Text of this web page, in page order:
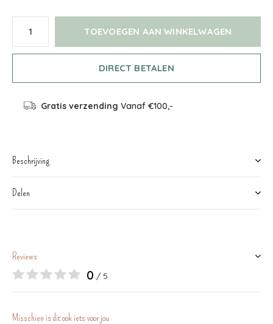
TOEVOEGEN AAN WINKELWAGEN
DIRECT BETALEN
Gratis verzending Vanaf €100,-
Beschrijving
Delen
Reviews
0 / 5
Misschien is dit ook iets voor jou